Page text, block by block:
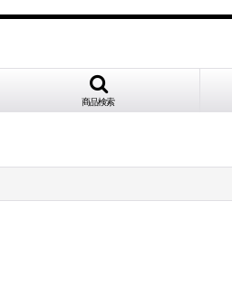
商品検索